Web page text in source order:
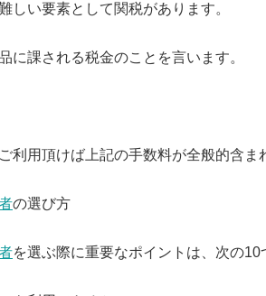
しい要素として関税があります。
に課される税金のことを言います。
利用頂けば上記の手数料が全般的含ま
の選び方
を選ぶ際に重要なポイントは、次の10